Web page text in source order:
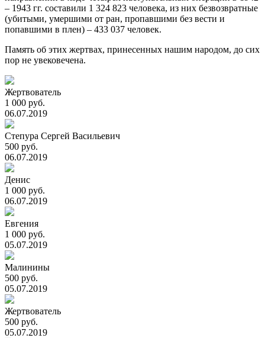
– 1943 гг. составили 1 324 823 человека, из них безвозвратные
(убитыми, умершими от ран, пропавшими без вести и
попавшими в плен) – 433 037 человек.
Память об этих жертвах, принесенных нашим народом, до сих
пор не увековечена.
Жертвователь
1 000 руб.
06.07.2019
Степура Сергей Васильевич
500 руб.
06.07.2019
Денис
1 000 руб.
06.07.2019
Евгения
1 000 руб.
05.07.2019
Малинины
500 руб.
05.07.2019
Жертвователь
500 руб.
05.07.2019